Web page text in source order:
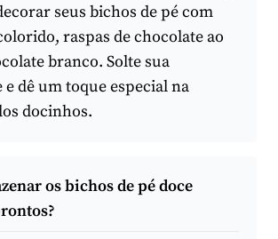
seus bichos de pé com
raspas de chocolate ao
branco. Solte sua
dê um toque especial na
docinhos.
os bichos de pé doce